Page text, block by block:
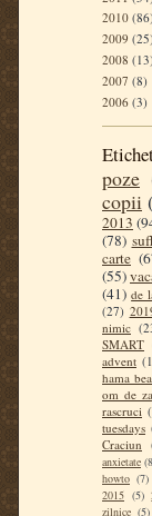
2010 (86)
2009 (25)
2008 (13)
2007 (8)
2006 (3)
poze
copii
2013
(78)
carte
(55)
(41) de
(27)
nimic
SMART
advent
hama
om de
rascruci
tuesdays
Craciun
anxietate
howto (7)
2015 (5)
zilnice (5)